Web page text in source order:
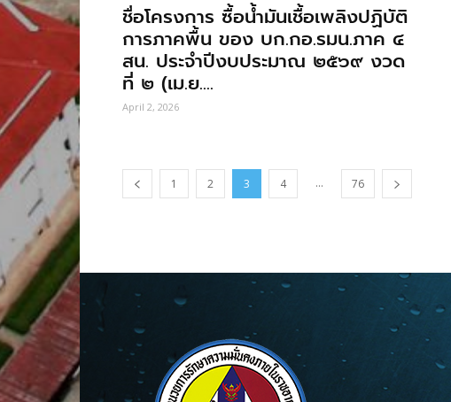
ชื่อโครงการ ซื้อนํ้ามันเชื้อเพลิงปฏิบัติ
การภาคพื้น ของ บก.กอ.รมน.ภาค ๔
สน. ประจําปีงบประมาณ ๒๕๖๙ งวด
ที่ ๒ (เม.ย....
April 2, 2026
1 2 3 4 ... 76